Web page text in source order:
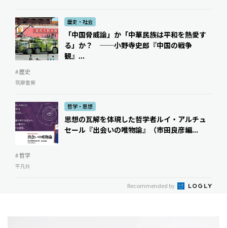
歴史・社会
「中国脅威論」か「中華民族は平和を熱愛す
る」か？ ──小野寺史郎『中国の戦争
観』...
# 歴史
筑摩書房
哲学・思想
思想の瓦解を体現した哲学者――ルイ・アルチュ
セール『出会いの唯物論』（市田良彦編...
# 哲学
平凡社
Recommended by